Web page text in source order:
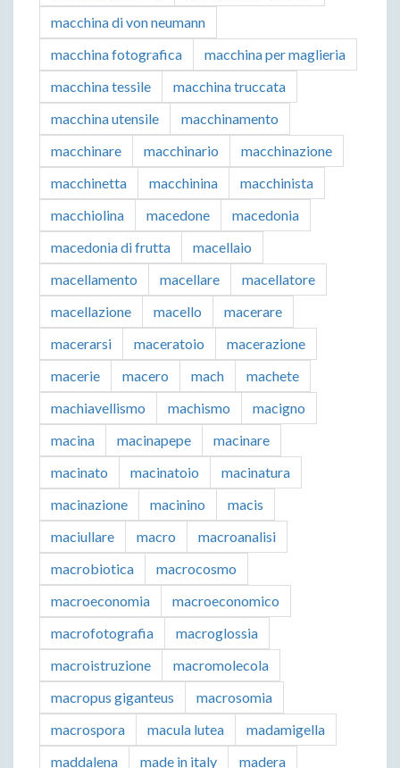
macchina di von neumann
macchina fotografica
macchina per maglieria
macchina tessile
macchina truccata
macchina utensile
macchinamento
macchinare
macchinario
macchinazione
macchinetta
macchinina
macchinista
macchiolina
macedone
macedonia
macedonia di frutta
macellaio
macellamento
macellare
macellatore
macellazione
macello
macerare
macerarsi
maceratoio
macerazione
macerie
macero mach
machete
machiavellismo
machismo
macigno
macina
macinapepe
macinare
macinato
macinatoio
macinatura
macinazione
macinino
macis
maciullare
macro
macroanalisi
macrobiotica
macrocosmo
macroeconomia
macroeconomico
macrofotografia
macroglossia
macroistruzione
macromolecola
macropus giganteus
macrosomia
macrospora
macula lutea
madamigella
maddalena
made in italy
madera